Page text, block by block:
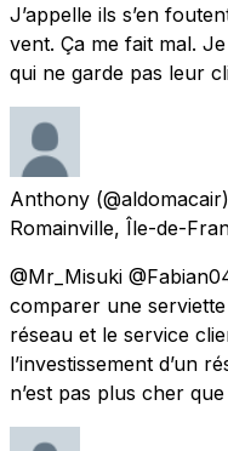
J’appelle ils s’en
vent. Ça me fait mal.
qui ne garde pas leur
Anthony
Romainville, Île-de-
@Mr_Misuki
comparer une
réseau et le service
l’investissement d’un
n’est pas plus cher